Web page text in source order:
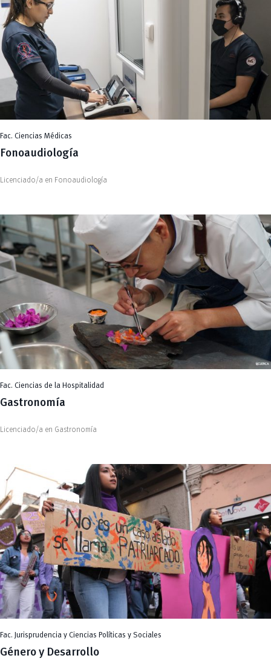
Fac. Ciencias Médicas
Fonoaudiología
Licenciado/a en Fonoaudiología
Fac. Ciencias de la Hospitalidad
Gastronomía
Licenciado/a en Gastronomía
Fac. Jurisprudencia y Ciencias Políticas y Sociales
Género y Desarrollo